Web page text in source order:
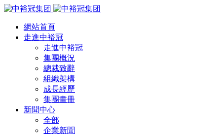
網站首頁
走進中裕冠
走進中裕冠
集團概況
總裁致辭
組織架構
成長經歷
集團畫冊
新聞中心
全部
企業新聞